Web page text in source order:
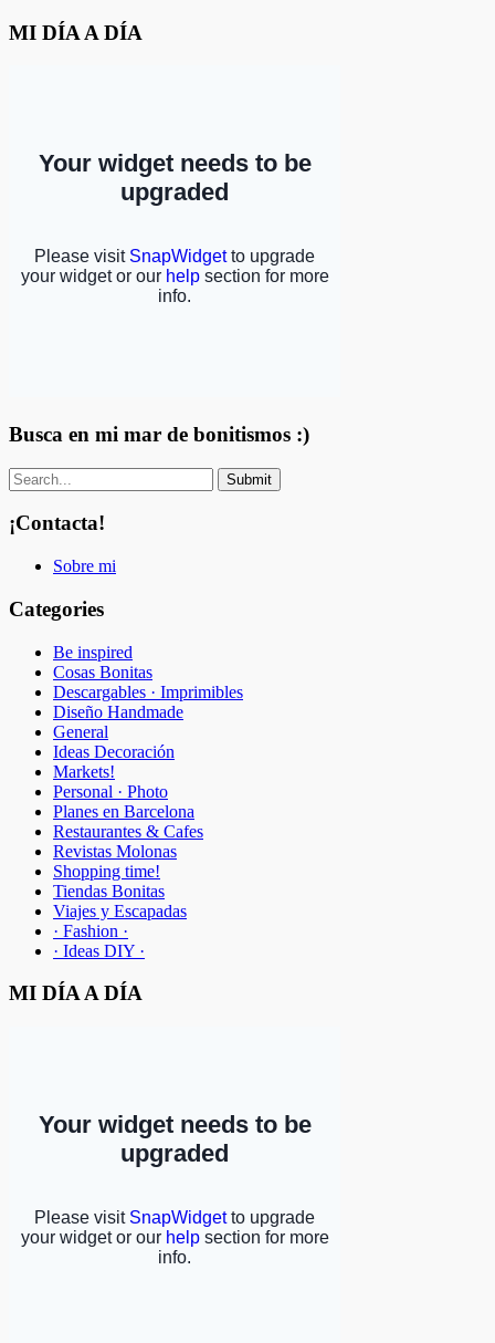
MI DÍA A DÍA
Busca en mi mar de bonitismos :)
¡Contacta!
Sobre mi
Categories
Be inspired
Cosas Bonitas
Descargables · Imprimibles
Diseño Handmade
General
Ideas Decoración
Markets!
Personal · Photo
Planes en Barcelona
Restaurantes & Cafes
Revistas Molonas
Shopping time!
Tiendas Bonitas
Viajes y Escapadas
· Fashion ·
· Ideas DIY ·
MI DÍA A DÍA